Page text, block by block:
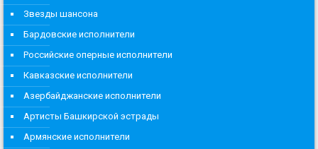
Звезды шансона
Бардовские исполнители
Российские оперные исполнители
Кавказские исполнители
Азербайджанские исполнители
Артисты Башкирской эстрады
Армянские исполнители